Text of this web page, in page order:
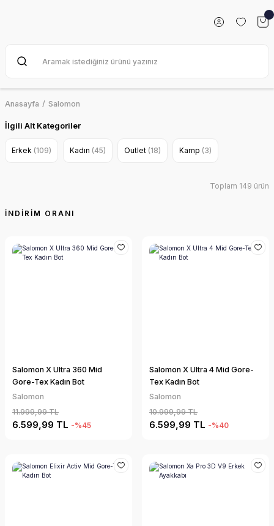
Anasayfa Salomon
İlgili Alt Kategoriler
Erkek (109) Kadın (45) Outlet (18) Kamp (3)
Toplam 149 ürün
Salomon X Ultra 360 Mid
Gore-Tex Kadın Bot
Salomon
11.999,99 TL
6.599,99 TL -%45
Salomon X Ultra 4 Mid Gore-
Tex Kadın Bot
Salomon
10.999,99 TL
6.599,99 TL -%40